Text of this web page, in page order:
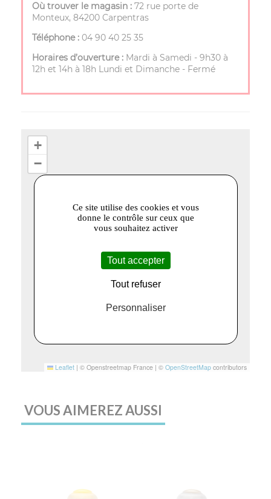
Où trouver le magasin : 72 rue porte de
Monteux, 84200 Carpentras
Téléphone : 04 90 40 25 35
Horaires d’ouverture : Mardi à Samedi - 9h30 à
12h et 14h à 18h Lundi et Dimanche - Fermé
+
−
Leaflet | © Openstreetmap France | © OpenStreetMap contributors
VOUS AIMEREZ AUSSI
Ce site utilise des cookies et vous
donne le contrôle sur ceux que
vous souhaitez activer
Tout accepter
Tout refuser
Personnaliser